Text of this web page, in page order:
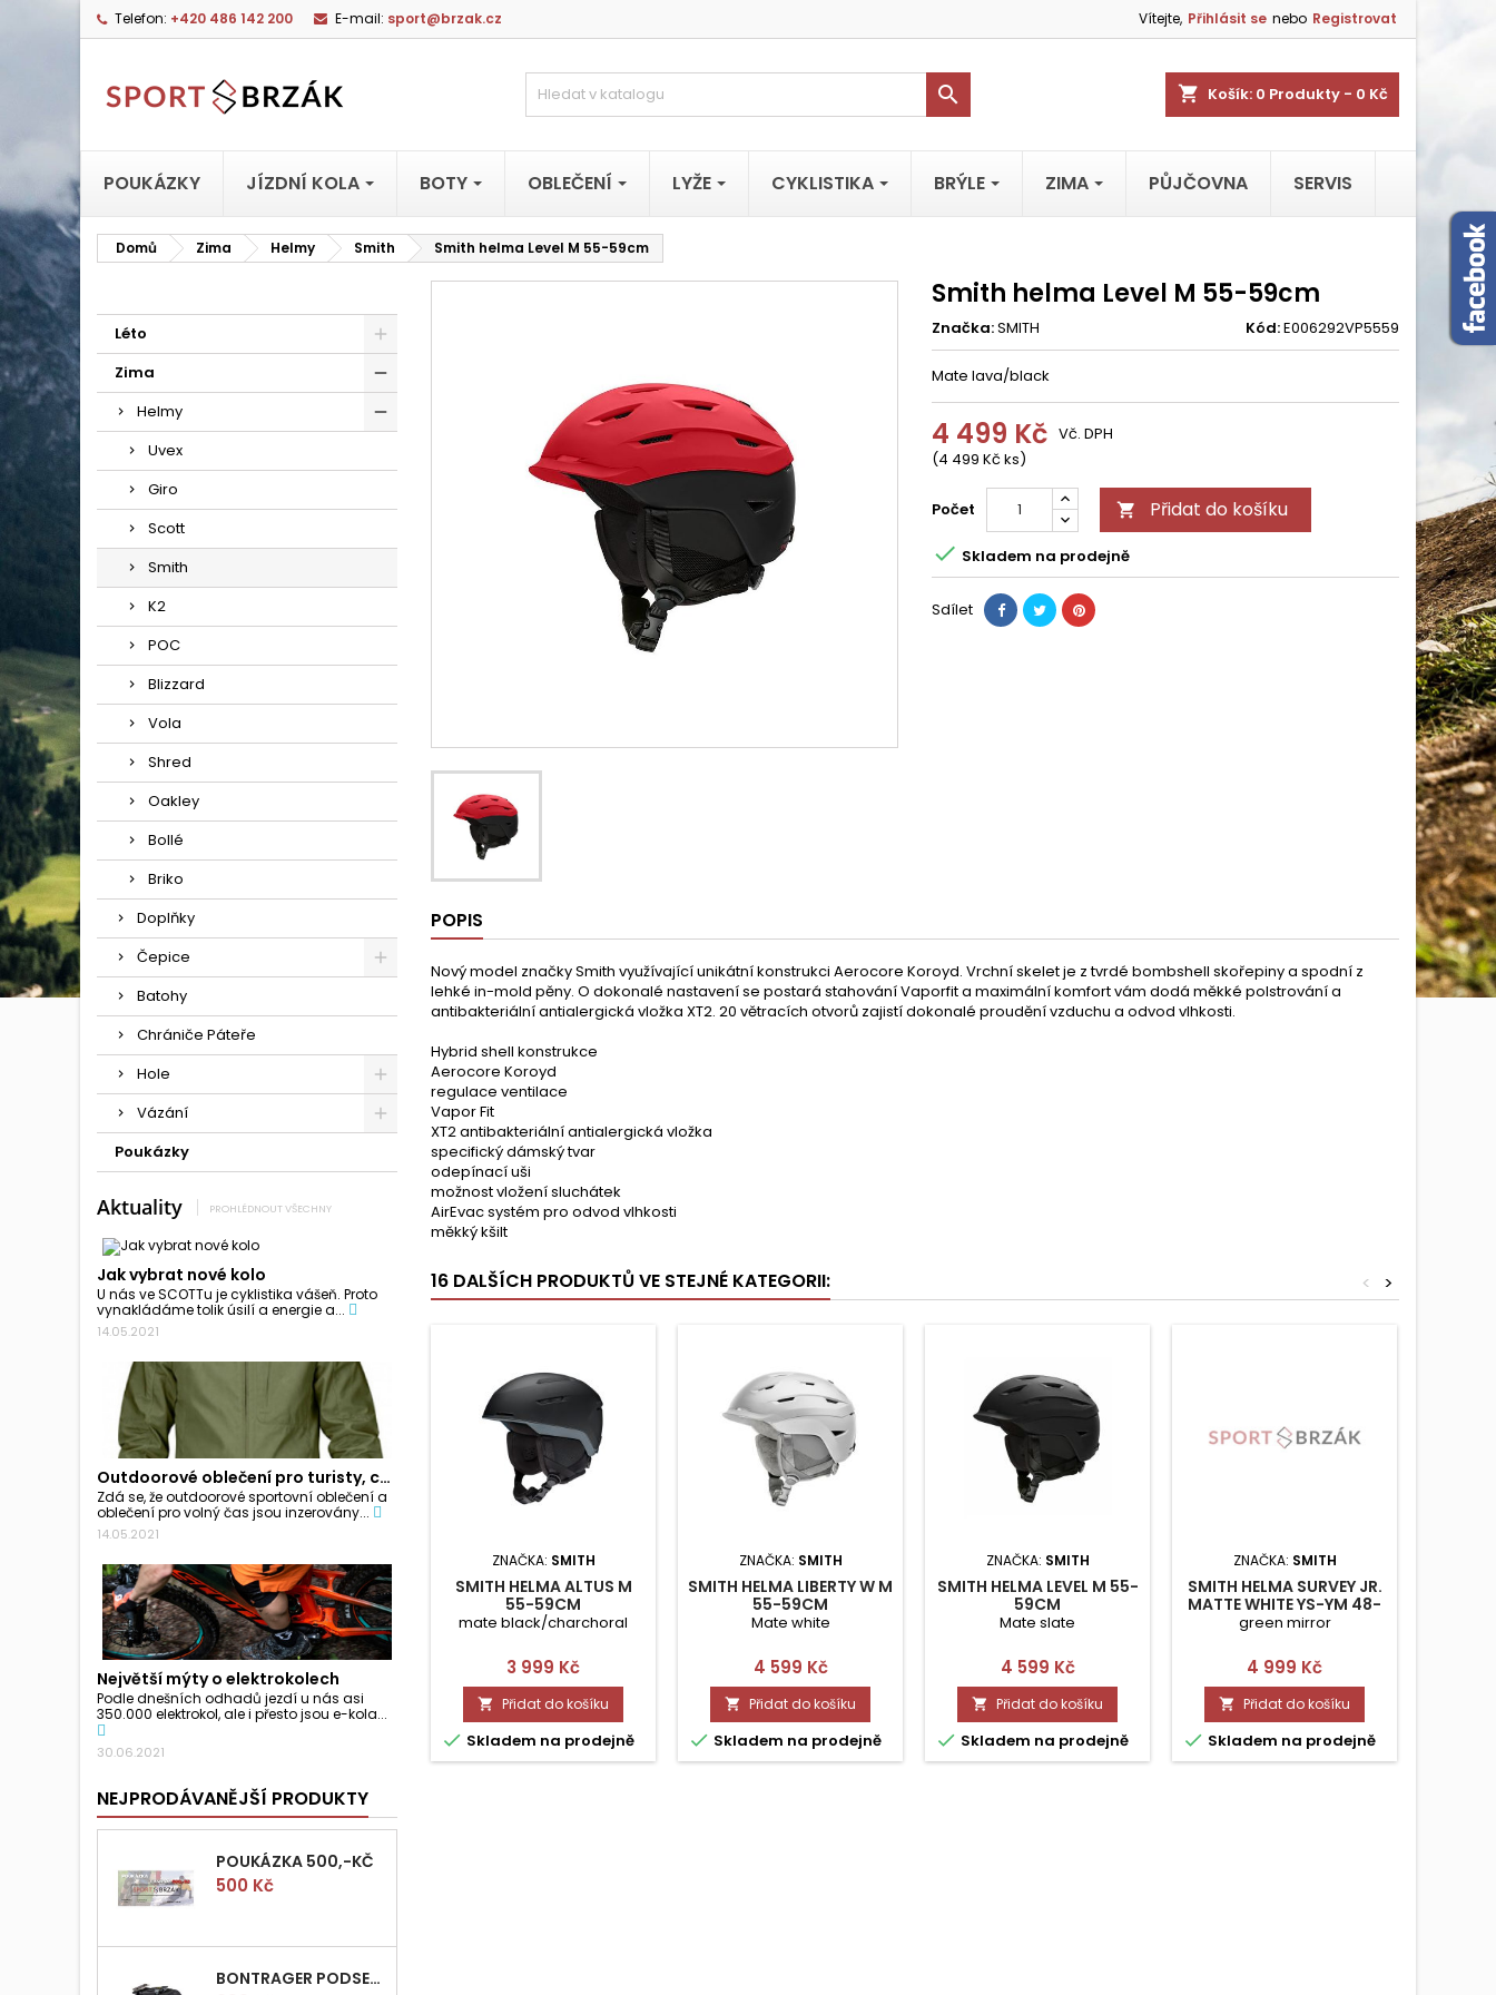
Telefon: +420 486 142 200 E-mail: sport@brzak.cz Vítejte, Přihlásit se nebo Registrovat
shopping_cart Košík: 0 Produkty - 0 Kč

POUKÁZKY JÍZDNÍ KOLA BOTY OBLEČENÍ LYŽE CYKLISTIKA BRÝLE ZIMA PŮJČOVNA SERVIS
Domů Zima Helmy Smith Smith helma Level M 55-59cm
Léto
Zima
Helmy
Uvex
Giro
Scott
Smith
K2
POC
Blizzard
Vola
Shred
Oakley
Bollé
Briko
Doplňky
Čepice
Batohy
Chrániče Páteře
Hole
Vázání
Poukázky
Aktuality PROHLÉDNOUT VŠECHNY
Jak vybrat nové kolo
U nás ve SCOTTu je cyklistika vášeň. Proto
vynakládáme tolik úsilí a energie a...
14.05.2021
Outdoorové oblečení pro turisty, cyklisty a...
Zdá se, že outdoorové sportovní oblečení a
oblečení pro volný čas jsou inzerovány...
14.05.2021
Největší mýty o elektrokolech
Podle dnešních odhadů jezdí u nás asi
350.000 elektrokol, ale i přesto jsou e-kola...
30.06.2021
NEJPRODÁVANĚJŠÍ PRODUKTY
POUKÁZKA 500,-KČ
Cena
500 Kč
BONTRAGER PODSEDLOVÁ BRAŠNIČKA PRO QUICK S
Smith helma Level M 55-59cm
Značka:SMITH Kód:E006292VP5559
Mate lava/black
4 499 Kč
(4 499 Kč ks)
Vč. DPH
Počet  Přidat do košíku
 Skladem na prodejně
Sdílet
POPIS
Nový model značky Smith využívající unikátní konstrukci Aerocore Koroyd. Vrchní skelet je z tvrdé bombshell skořepiny a spodní z
lehké in-mold pěny. O dokonalé nastavení se postará stahování Vaporfit a maximální komfort vám dodá měkké polstrování a
antibakteriální antialergická vložka XT2. 20 větracích otvorů zajistí dokonalé proudění vzduchu a odvod vlhkosti.
Hybrid shell konstrukce
Aerocore Koroyd
regulace ventilace
Vapor Fit
XT2 antibakteriální antialergická vložka
specifický dámský tvar
odepínací uši
možnost vložení sluchátek
AirEvac systém pro odvod vlhkosti
měkký kšilt
16 DALŠÍCH PRODUKTŮ VE STEJNÉ KATEGORII: >
<
ZNAČKA: SMITH
SMITH HELMA ALTUS M
55-59CM
mate black/charchoral
Cena
3 999 Kč
 Přidat do košíku
 Skladem na prodejně
ZNAČKA: SMITH
SMITH HELMA LIBERTY W M
55-59CM
Mate white
Cena
4 599 Kč
 Přidat do košíku
 Skladem na prodejně
ZNAČKA: SMITH
SMITH HELMA LEVEL M 55-
59CM
Mate slate
Cena
4 599 Kč
 Přidat do košíku
 Skladem na prodejně
ZNAČKA: SMITH
SMITH HELMA SURVEY JR.
MATTE WHITE YS-YM 48-
56
green mirror
Cena
4 999 Kč
 Přidat do košíku
 Skladem na prodejně